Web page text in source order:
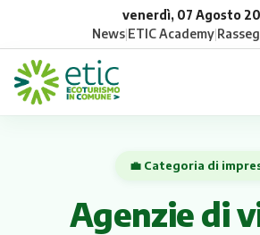
venerdì, 07 Agosto
News|ETIC Academy|
💼 Categoria di
Agenzie di